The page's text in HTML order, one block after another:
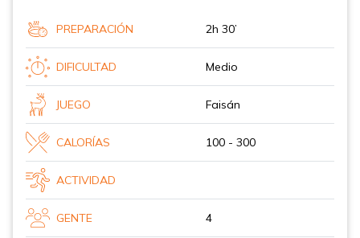
PREPARACIÓN 2h 30’
DIFICULTAD Medio
JUEGO Faisán
CALORÍAS 100 - 300
ACTIVIDAD
GENTE 4